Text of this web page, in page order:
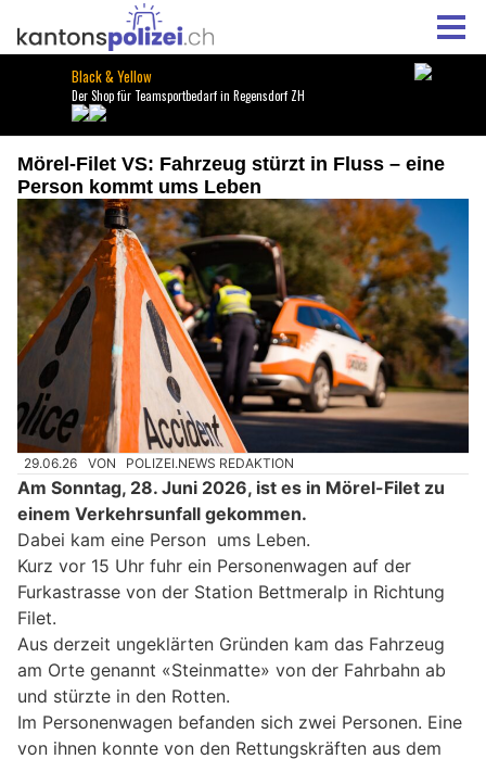
Mörel-Filet VS: Fahrzeug stürzt in Fluss – eine
Person kommt ums Leben
29.06.26 VON POLIZEI.NEWS REDAKTION
Am Sonntag, 28. Juni 2026, ist es in Mörel-Filet zu
einem Verkehrsunfall gekommen.
Dabei kam eine Person ums Leben.
Kurz vor 15 Uhr fuhr ein Personenwagen auf der
Furkastrasse von der Station Bettmeralp in Richtung
Filet.
Aus derzeit ungeklärten Gründen kam das Fahrzeug
am Orte genannt «Steinmatte» von der Fahrbahn ab
und stürzte in den Rotten.
Im Personenwagen befanden sich zwei Personen. Eine
von ihnen konnte von den Rettungskräften aus dem